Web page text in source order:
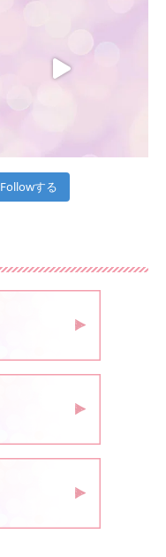
Followする